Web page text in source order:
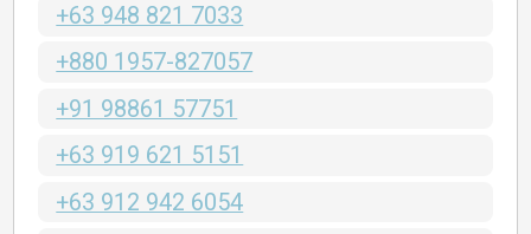
+63 948 821 7033
+880 1957-827057
+91 98861 57751
+63 919 621 5151
+63 912 942 6054